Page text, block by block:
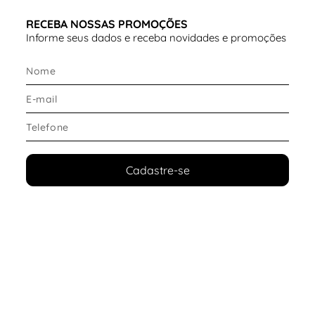
Tipo de solado
aderência e estabilidade em superfícies urbanas.
Destaques do solado:
Boaaderência em asfalto e esteira
Transições estáveis durante a passada
Durabilidade para treinos frequentes
Conforto e ajuste
RECEBA NOSSAS PROMOÇÕES
Informe seus dados e receba novidades e promoções
Cadastre-se